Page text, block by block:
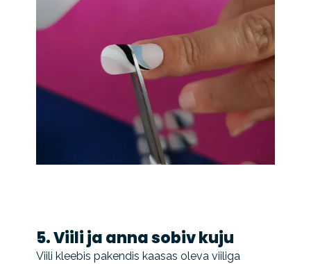
5. Viili ja anna sobiv kuju
Viili kleebis pakendis kaasas oleva viiliga